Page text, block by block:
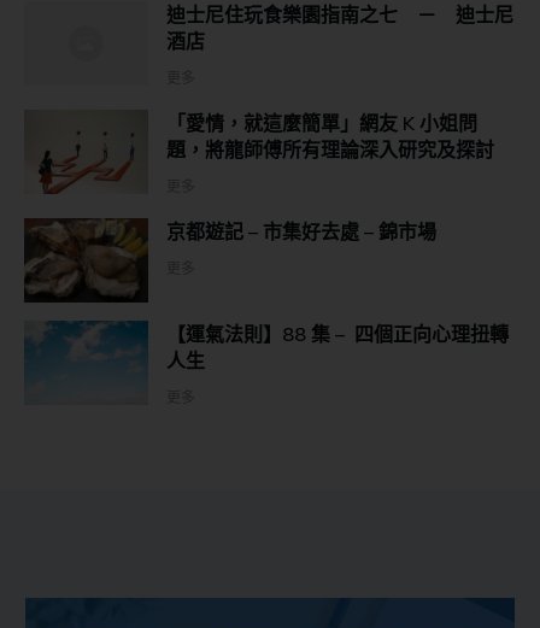
迪士尼住玩食樂園指南之七 － 迪士尼
酒店
「愛情，就這麼簡單」網友 K 小姐問
題，將龍師傅所有理論深入研究及探討
京都遊記 – 市集好去處 – 錦市場
【運氣法則】88 集 – 四個正向心理扭轉
人生